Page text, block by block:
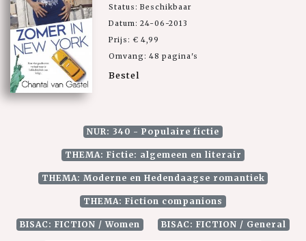
Status: Beschikbaar
Datum: 24-06-2013
Prijs: € 4,99
Omvang: 48 pagina's
Bestel
NUR: 340 - Populaire fictie
THEMA: Fictie: algemeen en literair
THEMA: Moderne en Hedendaagse romantiek
THEMA: Fiction companions
BISAC: FICTION / Women BISAC: FICTION / General